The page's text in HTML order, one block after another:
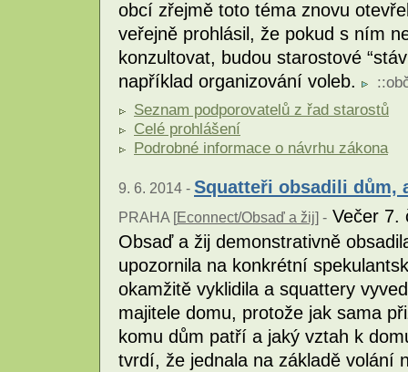
obcí zřejmě toto téma znovu
veřejně prohlásil, že pokud s ním
konzultovat, budou starostové
například organizování voleb.
::
Seznam podporovatelů z řad starostů
Celé prohlášení
Podrobné informace o návrhu zákona
9. 6. 2014 - Squatteři obsadili dům,
PRAHA [Econnect/Obsaď a žij] - Večer 7.
Obsaď a žij demonstrativně
upozornila na konkrétní
okamžitě vyklidila a squattery
majitele domu, protože jak sama
komu dům patří a jaký vztah k
tvrdí, že jednala na základě volání